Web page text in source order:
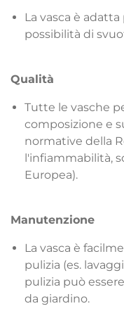
La vasca è
possibilità di
Qualità
Tutte le vasche
composizione e
normative della
l'infiammabilità,
Europea).
Manutenzione
La vasca è
pulizia (es.
pulizia può
da giardino.